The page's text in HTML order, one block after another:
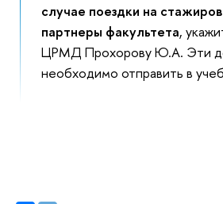
случае поездки на
партнеры факультета,
ЦРМД Прохорову Ю.А. Эти
необходимо отправить в